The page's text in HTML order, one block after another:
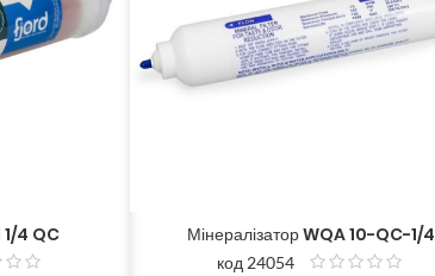
1/4 QC Мінералізатор WQA 10-QC-1/4
код 24054